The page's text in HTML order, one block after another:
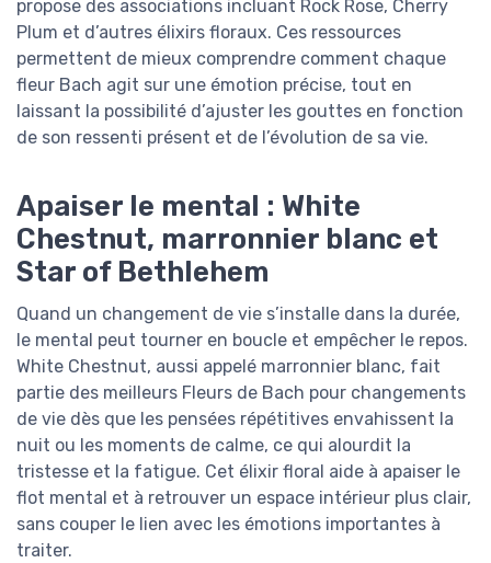
propose des associations incluant Rock Rose, Cherry
Plum et d’autres élixirs floraux. Ces ressources
permettent de mieux comprendre comment chaque
fleur Bach agit sur une émotion précise, tout en
laissant la possibilité d’ajuster les gouttes en fonction
de son ressenti présent et de l’évolution de sa vie.
Apaiser le mental : White
Chestnut, marronnier blanc et
Star of Bethlehem
Quand un changement de vie s’installe dans la durée,
le mental peut tourner en boucle et empêcher le repos.
White Chestnut, aussi appelé marronnier blanc, fait
partie des meilleurs Fleurs de Bach pour changements
de vie dès que les pensées répétitives envahissent la
nuit ou les moments de calme, ce qui alourdit la
tristesse et la fatigue. Cet élixir floral aide à apaiser le
flot mental et à retrouver un espace intérieur plus clair,
sans couper le lien avec les émotions importantes à
traiter.